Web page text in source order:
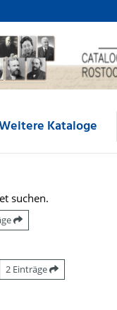
Kataloge
suchen.
2 Einträge